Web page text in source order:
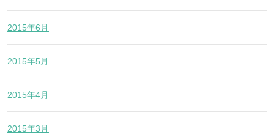
2015年6月
2015年5月
2015年4月
2015年3月